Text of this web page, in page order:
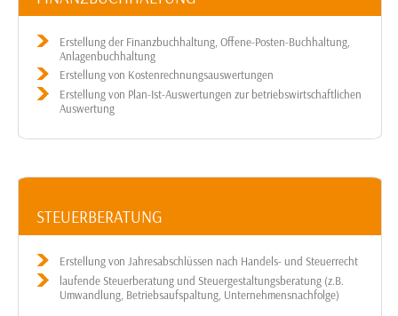
Erstellung der Finanzbuchhaltung, Offene-Posten-Buchhaltung,
Anlagenbuchhaltung
Erstellung von Kostenrechnungsauswertungen
Erstellung von Plan-Ist-Auswertungen zur betriebswirtschaftlichen
Auswertung
STEUERBERATUNG
Erstellung von Jahresabschlüssen nach Handels- und Steuerrecht
laufende Steuerberatung und Steuergestaltungsberatung (z.B.
Umwandlung, Betriebsaufspaltung, Unternehmensnachfolge)